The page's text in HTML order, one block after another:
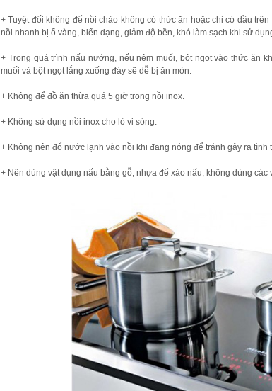
+ Tuyệt đối không để nồi chảo không có thức ăn hoặc chỉ có dầu
nồi nhanh bị ố vàng, biến dạng, giảm độ bền, khó làm sạch khi sử
+ Trong quá trình nấu nướng, nếu nêm muối, bột ngọt vào thức ăn
muối và bột ngọt lắng xuống đáy sẽ dễ bị ăn mòn.
+ Không để đồ ăn thừa quá 5 giờ trong nồi inox.
+ Không sử dụng nồi inox cho lò vi sóng.
+ Không nên đổ nước lạnh vào nồi khi đang nóng để tránh gây ra
+ Nên dùng vật dụng nấu bằng gỗ, nhựa để xào nấu, không dùng